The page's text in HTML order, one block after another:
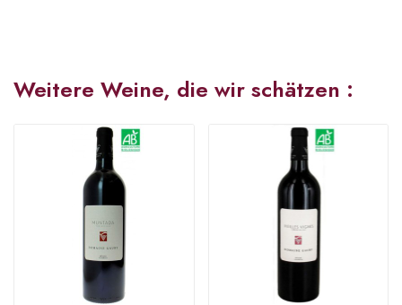
Weitere Weine, die wir schätzen :